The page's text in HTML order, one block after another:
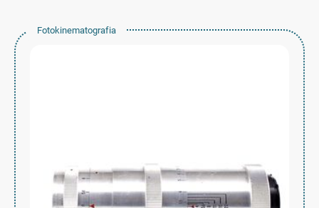
Fotokinematografia